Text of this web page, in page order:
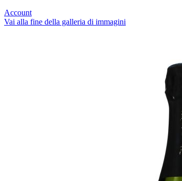
Account
Vai alla fine della galleria di immagini